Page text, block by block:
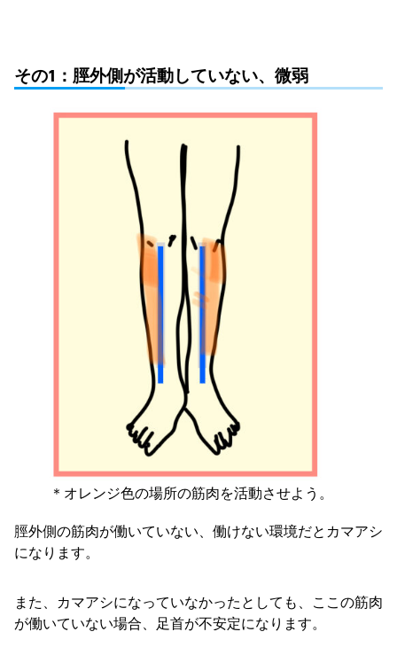
その1：脛外側が活動していない、微弱
＊オレンジ色の場所の筋肉を活動させよう。
脛外側の筋肉が働いていない、働けない環境だとカマアシ
になります。
また、カマアシになっていなかったとしても、ここの筋肉
が働いていない場合、足首が不安定になります。